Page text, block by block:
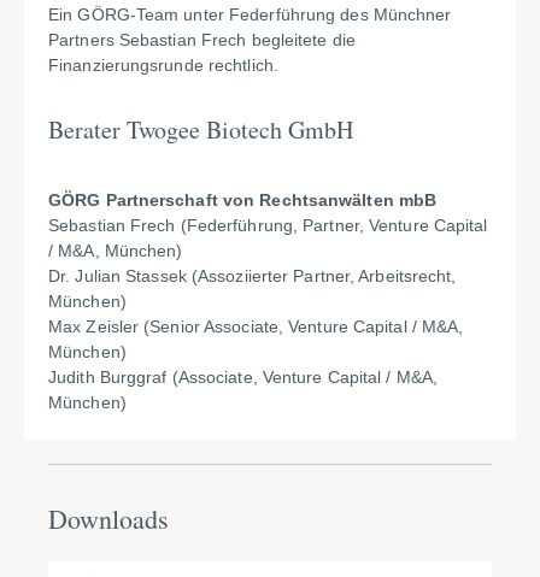
Ein GÖRG-Team unter Federführung des Münchner
Partners Sebastian Frech begleitete die
Finanzierungsrunde rechtlich.
Berater Twogee Biotech GmbH
GÖRG Partnerschaft von Rechtsanwälten mbB
Sebastian Frech (Federführung, Partner, Venture Capital
/ M&A, München)
Dr. Julian Stassek (Assoziierter Partner,Arbeitsrecht,
München)
Max Zeisler (Senior Associate, Venture Capital / M&A,
München)
Judith Burggraf (Associate, Venture Capital / M&A,
München)
Downloads